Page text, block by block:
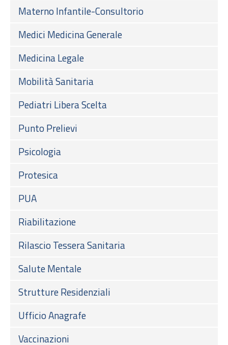
Materno Infantile-Consultorio
Medici Medicina Generale
Medicina Legale
Mobilità Sanitaria
Pediatri Libera Scelta
Punto Prelievi
Psicologia
Protesica
PUA
Riabilitazione
Rilascio Tessera Sanitaria
Salute Mentale
Strutture Residenziali
Ufficio Anagrafe
Vaccinazioni